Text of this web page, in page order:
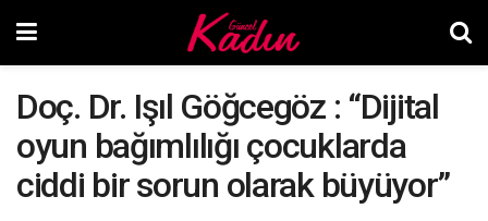
Doç. Dr. Işıl Göğcegöz : “Dijital
oyun bağımlılığı çocuklarda
ciddi bir sorun olarak büyüyor”